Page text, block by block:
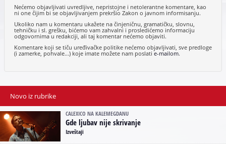
Nećemo objavljivati uvredljive, nepristojne i netolerantne komentare, kao
ni one čijim bi se objavljivanjem prekršio Zakon o javnom informisanju.
Ukoliko nam u komentaru ukažete na činjeničnu, gramatičku, slovnu,
tehničku i sl. grešku, bićemo vam zahvalni i prosledićemo informaciju
odgovornima u redakciji, ali taj komentar nećemo objaviti.
Komentare koji se tiču uređivačke politike nećemo objavljivati, sve predloge
(i zamerke, pohvale...) koje imate možete nam poslatie-mailom.
Novo iz rubrike
CALEXICO NA KALEMEGDANU
Gde ljubav nije skrivanje
Izveštaji